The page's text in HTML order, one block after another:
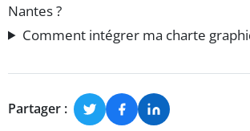
Nantes ?
Comment intégrer ma charte
Partager :